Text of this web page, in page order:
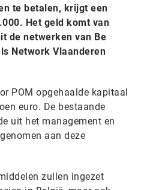
te betalen, krijgt een
Het geld komt van
de netwerken van Be
Network Vlaanderen
POM opgehaalde kapitaal
euro. De bestaande
uit het management en
aan deze
zullen ingezet